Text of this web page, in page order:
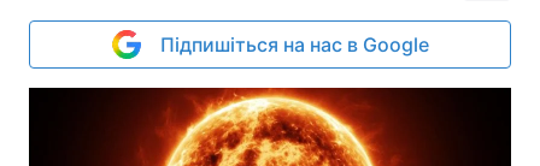
Підпишіться на нас в Google